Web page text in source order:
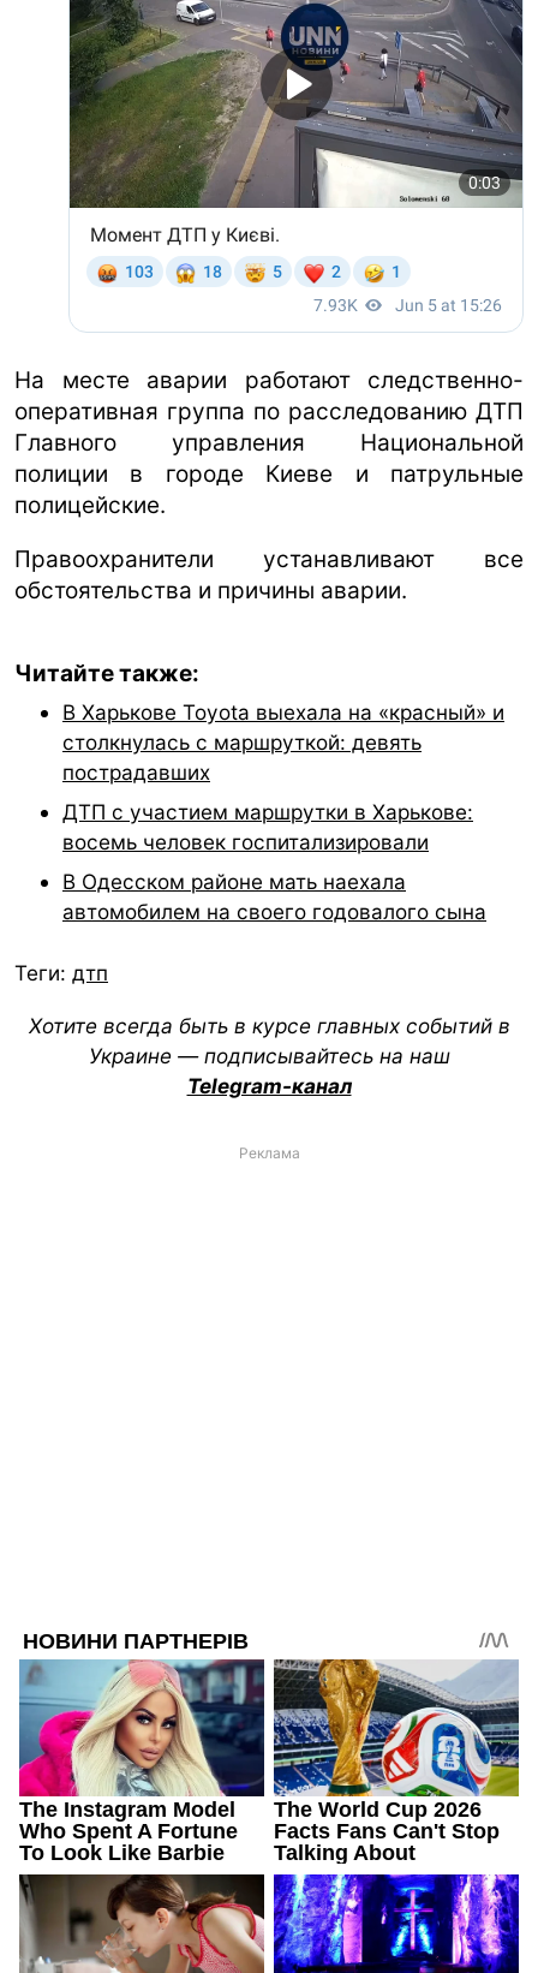
На месте аварии работают следственно-
оперативная группа по расследованию ДТП
Главного управления Национальной
полиции в городе Киеве и патрульные
полицейские.
Правоохранители устанавливают все
обстоятельства и причины аварии.
Читайте также:
В Харькове Toyota выехала на «красный» и
столкнулась с маршруткой: девять
пострадавших
ДТП с участием маршрутки в Харькове:
восемь человек госпитализировали
В Одесском районе мать наехала
автомобилем на своего годовалого сына
Теги: дтп
Хотите всегда быть в курсе главных событий в
Украине — подписывайтесь на наш
Telegram-канал
Реклама